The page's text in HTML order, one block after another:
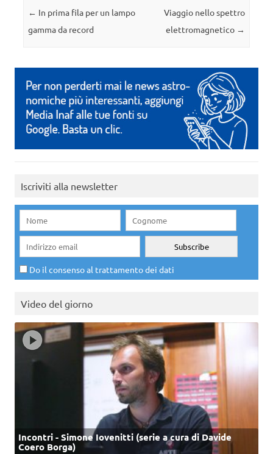
Navigazione articolo
← In prima fila per un lampo
gamma da record
Viaggio nello spettro
elettromagnetico →
Iscriviti alla newsletter
Do il consenso al trattamento dei dati
Video del giorno
Incontri - Simone Iovenitti (serie a cura di Davide
Coero Borga)